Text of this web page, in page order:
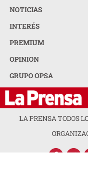
NOTICIAS
INTERÉS
PREMIUM
OPINION
GRUPO OPSA
LA PRENSA TODOS